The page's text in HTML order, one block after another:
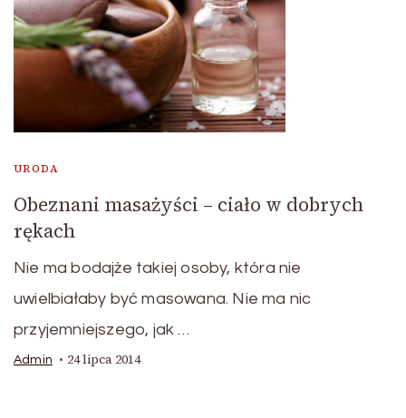
URODA
Obeznani masażyści – ciało w dobrych
rękach
Nie ma bodajże takiej osoby, która nie
uwielbiałaby być masowana. Nie ma nic
przyjemniejszego, jak …
Admin 24 lipca 2014